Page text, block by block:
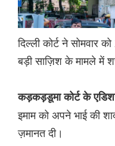
दिल्ली कोर्ट ने सोमवार
बड़ी साज़िश के मामले में
कड़कड़डूमा कोर्ट के
इमाम को अपने भाई की
ज़मानत दी।